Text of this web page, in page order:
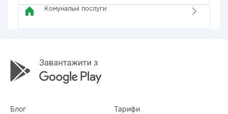
Комунальні послуги
Блог Тарифи